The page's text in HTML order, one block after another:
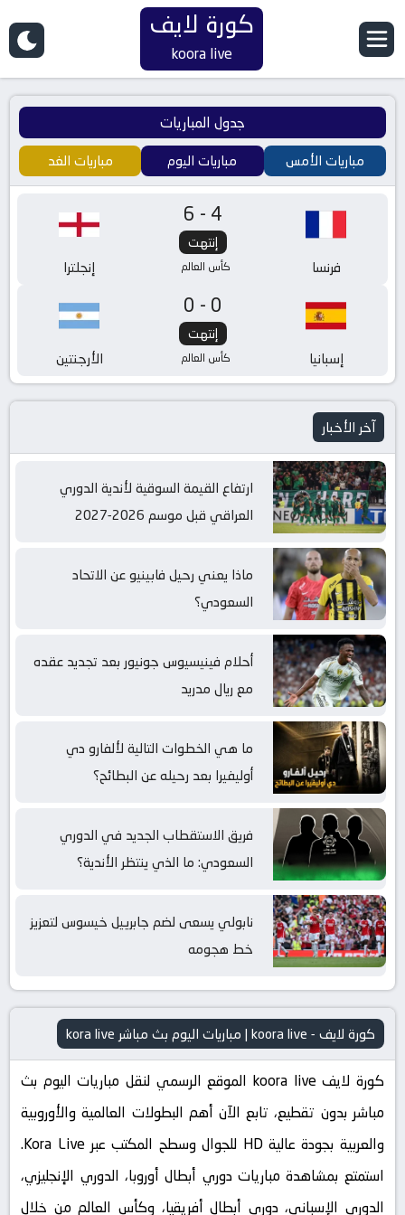
كورة لايف
koora live
جدول المباريات
مباريات الأمس مباريات اليوم مباريات الغد
فرنسا
6-4
إنتهت
كأس العالم إنجلترا
إسبانيا
0-0
إنتهت
كأس العالم الأرجنتين
آخر الأخبار
ارتفاع القيمة السوقية لأندية الدوري
العراقي قبل موسم 2026-2027
ماذا يعني رحيل فابينيو عن الاتحاد
السعودي؟
أحلام فينيسيوس جونيور بعد تجديد عقده
مع ريال مدريد
ما هي الخطوات التالية لألفارو دي
أوليفيرا بعد رحيله عن البطائح؟
فريق الاستقطاب الجديد في الدوري
السعودي: ما الذي ينتظر الأندية؟
نابولي يسعى لضم جابرييل خيسوس لتعزيز
خط هجومه
كورة لايف - koora live | مباريات اليوم بث مباشر kora live
كورة لايف koora live الموقع الرسمي لنقل مباريات اليوم بث
مباشر بدون تقطيع، تابع الآن أهم البطولات العالمية والأوروبية
والعربية بجودة عالية HD للجوال وسطح المكتب عبر Kora Live.
استمتع بمشاهدة مباريات دوري أبطال أوروبا، الدوري الإنجليزي،
الدوري الإسباني، دوري أبطال أفريقيا، وكأس العالم من خلال